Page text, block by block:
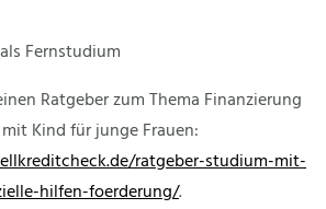
Fernstudium
Ratgeber zum Thema Finanzierung
Kind für junge Frauen:
ratgeber-studium-mit-
hilfen-foerderung/.